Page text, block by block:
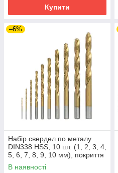
Купити
–6%
Набір свердел по металу
DIN338 HSS, 10 шт. (1, 2, 3, 4,
5, 6, 7, 8, 9, 10 мм), покриття
Ti INTERTOOL SD-0027
В наявності